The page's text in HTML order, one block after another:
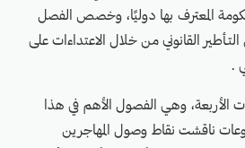
المعترف بها دوليًا، وخصص الفصل
القانوني من خلال الاعتداءات على
.
الأربعة، وهي الفصول الأهم في هذا
ناقشت نقاط وصول المهاجرين